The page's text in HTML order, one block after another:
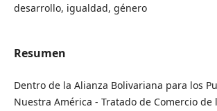
desarrollo, igualdad, género
Resumen
Dentro de la Alianza Bolivariana para los
Nuestra América - Tratado de Comercio de